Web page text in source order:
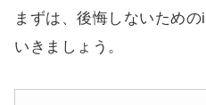
まずは、後悔しないため
いきましょう。